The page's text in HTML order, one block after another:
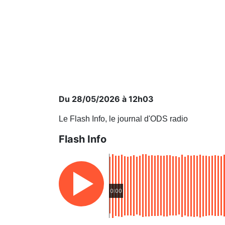
Du 28/05/2026 à 12h03
Le Flash Info, le journal d'ODS radio
Flash Info
0:00